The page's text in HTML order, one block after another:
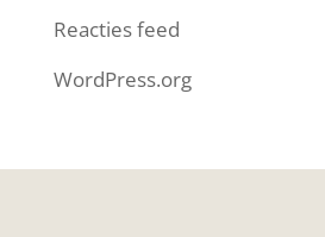
Reacties feed
WordPress.org